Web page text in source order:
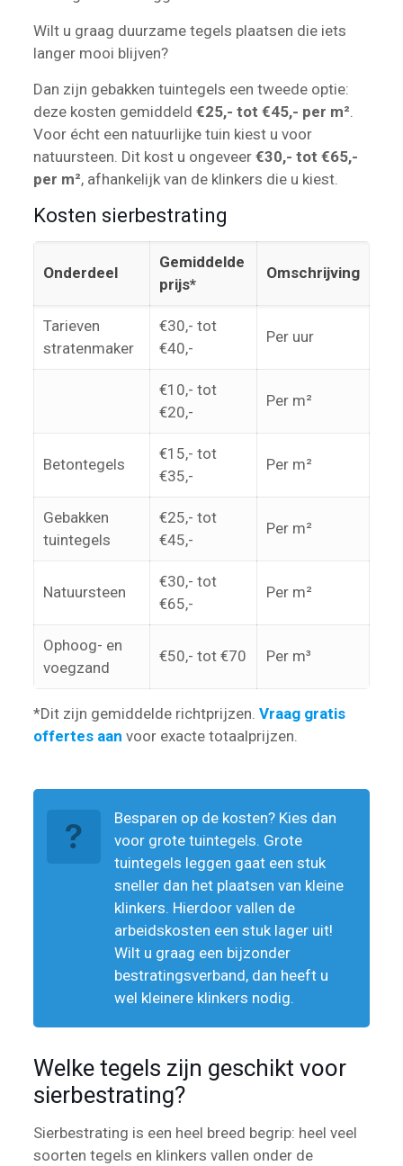
Wilt u graag duurzame tegels plaatsen die iets
langer mooi blijven?
Dan zijn gebakken tuintegels een tweede optie:
deze kosten gemiddeld €25,- tot €45,- per m².
Voor écht een natuurlijke tuin kiest u voor
natuursteen. Dit kost u ongeveer €30,- tot €65,-
per m², afhankelijk van de klinkers die u kiest.
Kosten sierbestrating
Onderdeel
Gemiddelde
prijs*
Omschrijving
Tarieven
stratenmaker
€30,- tot
€40,-
Per uur
€10,- tot
€20,-
Per m²
Betontegels
€15,- tot
€35,-
Per m²
Gebakken
tuintegels
€25,- tot
€45,-
Per m²
Natuursteen
€30,- tot
€65,-
Per m²
Ophoog- en
voegzand
€50,- tot €70 Per m³
*Dit zijn gemiddelde richtprijzen. Vraag gratis
offertes aan voor exacte totaalprijzen.
Besparen op de kosten? Kies dan
voor grote tuintegels. Grote
tuintegels leggen gaat een stuk
sneller dan het plaatsen van kleine
klinkers. Hierdoor vallen de
arbeidskosten een stuk lager uit!
Wilt u graag een bijzonder
bestratingsverband, dan heeft u
wel kleinere klinkers nodig.
Welke tegels zijn geschikt voor
sierbestrating?
Sierbestrating is een heel breed begrip: heel veel
soorten tegels en klinkers vallen onder de